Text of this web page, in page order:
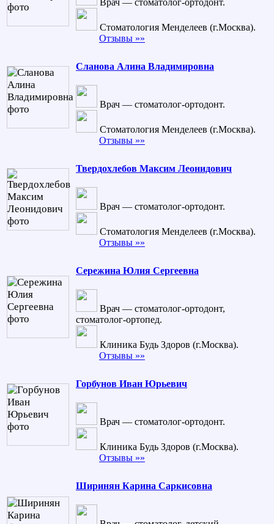
Врач — стоматолог-ортодонт.
Стоматология Менделеев (г.Москва).
Отзывы »»
Сланова Алина Владимировна
Врач — стоматолог-ортодонт.
Стоматология Менделеев (г.Москва).
Отзывы »»
Твердохлебов Максим Леонидович
Врач — стоматолог-ортодонт.
Стоматология Менделеев (г.Москва).
Отзывы »»
Сережина Юлия Сергеевна
Врач — стоматолог-ортодонт,
стоматолог-ортопед.
Клиника Будь Здоров (г.Москва).
Отзывы »»
Горбунов Иван Юрьевич
Врач — стоматолог-ортодонт.
Клиника Будь Здоров (г.Москва).
Отзывы »»
Ширинян Карина Саркисовна